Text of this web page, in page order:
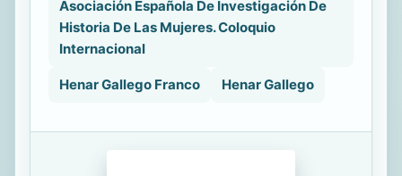
Asociación Española De Investigación De
Historia De Las Mujeres. Coloquio
Internacional
Henar Gallego Franco Henar Gallego